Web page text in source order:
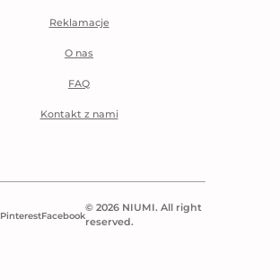
Reklamacje
O nas
FAQ
Kontakt z nami
PinterestFacebook
© 2026 NIUMI. All right
reserved.